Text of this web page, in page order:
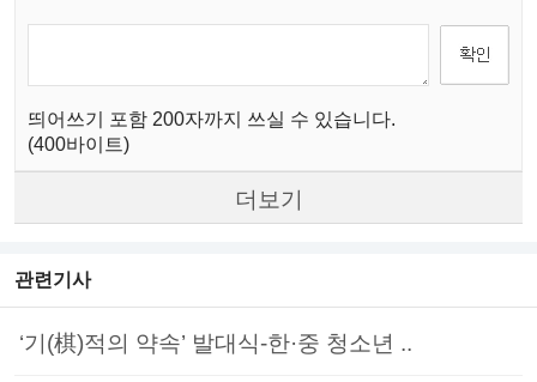
띄어쓰기 포함 200자까지 쓰실 수 있습니다.
(400바이트)
더보기
관련기사
‘기(棋)적의 약속’ 발대식-한·중 청소년 ..